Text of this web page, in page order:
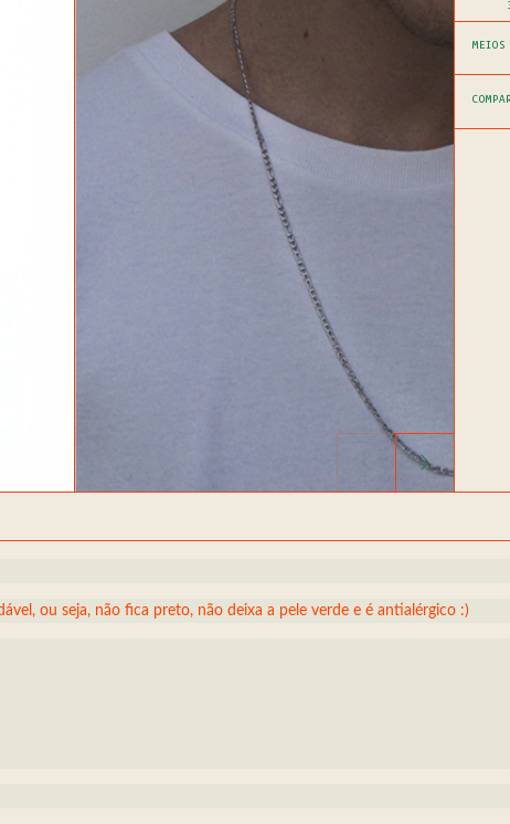
ou seja, não fica preto, não deixa a pele verde e é antialérgico :)